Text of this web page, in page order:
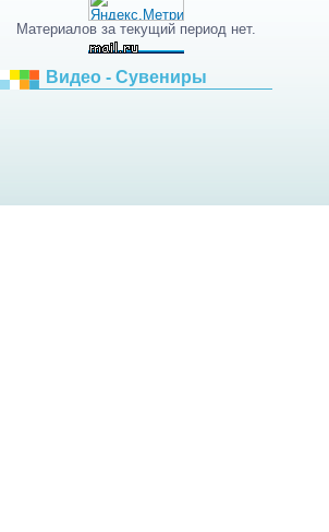
Материалов за текущий период нет.
Видео - Сувениры